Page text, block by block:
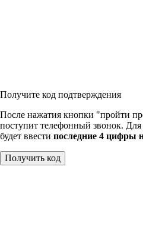
Получите код подтверждения
После нажатия кнопки "пройти
поступит телефонный звонок.
будет ввести последние 4 цифры
Получить код